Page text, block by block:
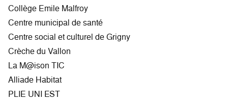
Collège Emile Malfroy
Centre municipal de santé
Centre social et culturel de Grigny
Crèche du Vallon
La M@ison TIC
Alliade Habitat
PLIE UNI EST